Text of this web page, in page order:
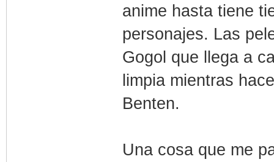
anime hasta tiene
personajes. Las
Gogol que llega a
limpia mientras
Benten.
Una cosa que me